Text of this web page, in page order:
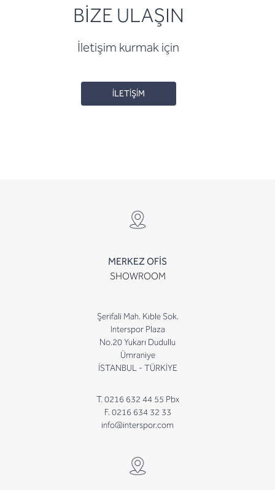
BİZE ULAŞIN
İletişim kurmak için
İLETİŞİM
MERKEZ OFİS
SHOWROOM
Şerifali Mah. Kıble Sok.
Interspor Plaza
No.20 Yukarı Dudullu
Ümraniye
İSTANBUL - TÜRKİYE
T. 0216 632 44 55 Pbx
F. 0216 634 32 33
info@interspor.com